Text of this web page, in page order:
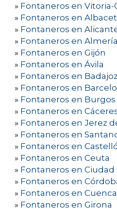
» Fontaneros en Vitoria-
» Fontaneros en
» Fontaneros en
» Fontaneros en Almería
» Fontaneros en Gijón
» Fontaneros en Ávila
» Fontaneros en Badajoz
» Fontaneros en
» Fontaneros en Burgos
» Fontaneros en
» Fontaneros en Jerez
» Fontaneros en
» Fontaneros en
» Fontaneros en Ceuta
» Fontaneros en Ciudad
» Fontaneros en
» Fontaneros en Cuenca
» Fontaneros en Girona